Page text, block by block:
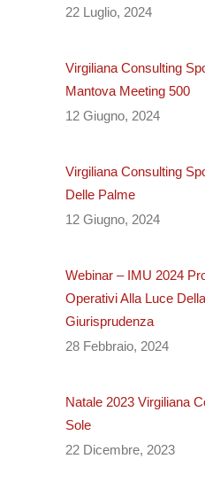
22 Luglio, 2024
Virgiliana Consulting
Mantova Meeting 500
12 Giugno, 2024
Virgiliana Consulting
Delle Palme
12 Giugno, 2024
Webinar – IMU 2024
Operativi Alla Luce
Giurisprudenza
28 Febbraio, 2024
Natale 2023 Virgiliana
Sole
22 Dicembre, 2023